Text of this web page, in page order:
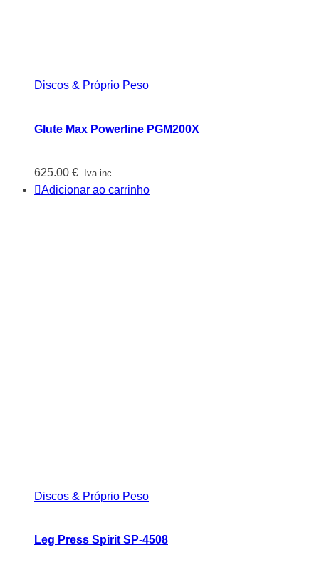
Discos & Próprio Peso
Glute Max Powerline PGM200X
625.00 € Iva inc.
Adicionar ao carrinho
Discos & Próprio Peso
Leg Press Spirit SP-4508